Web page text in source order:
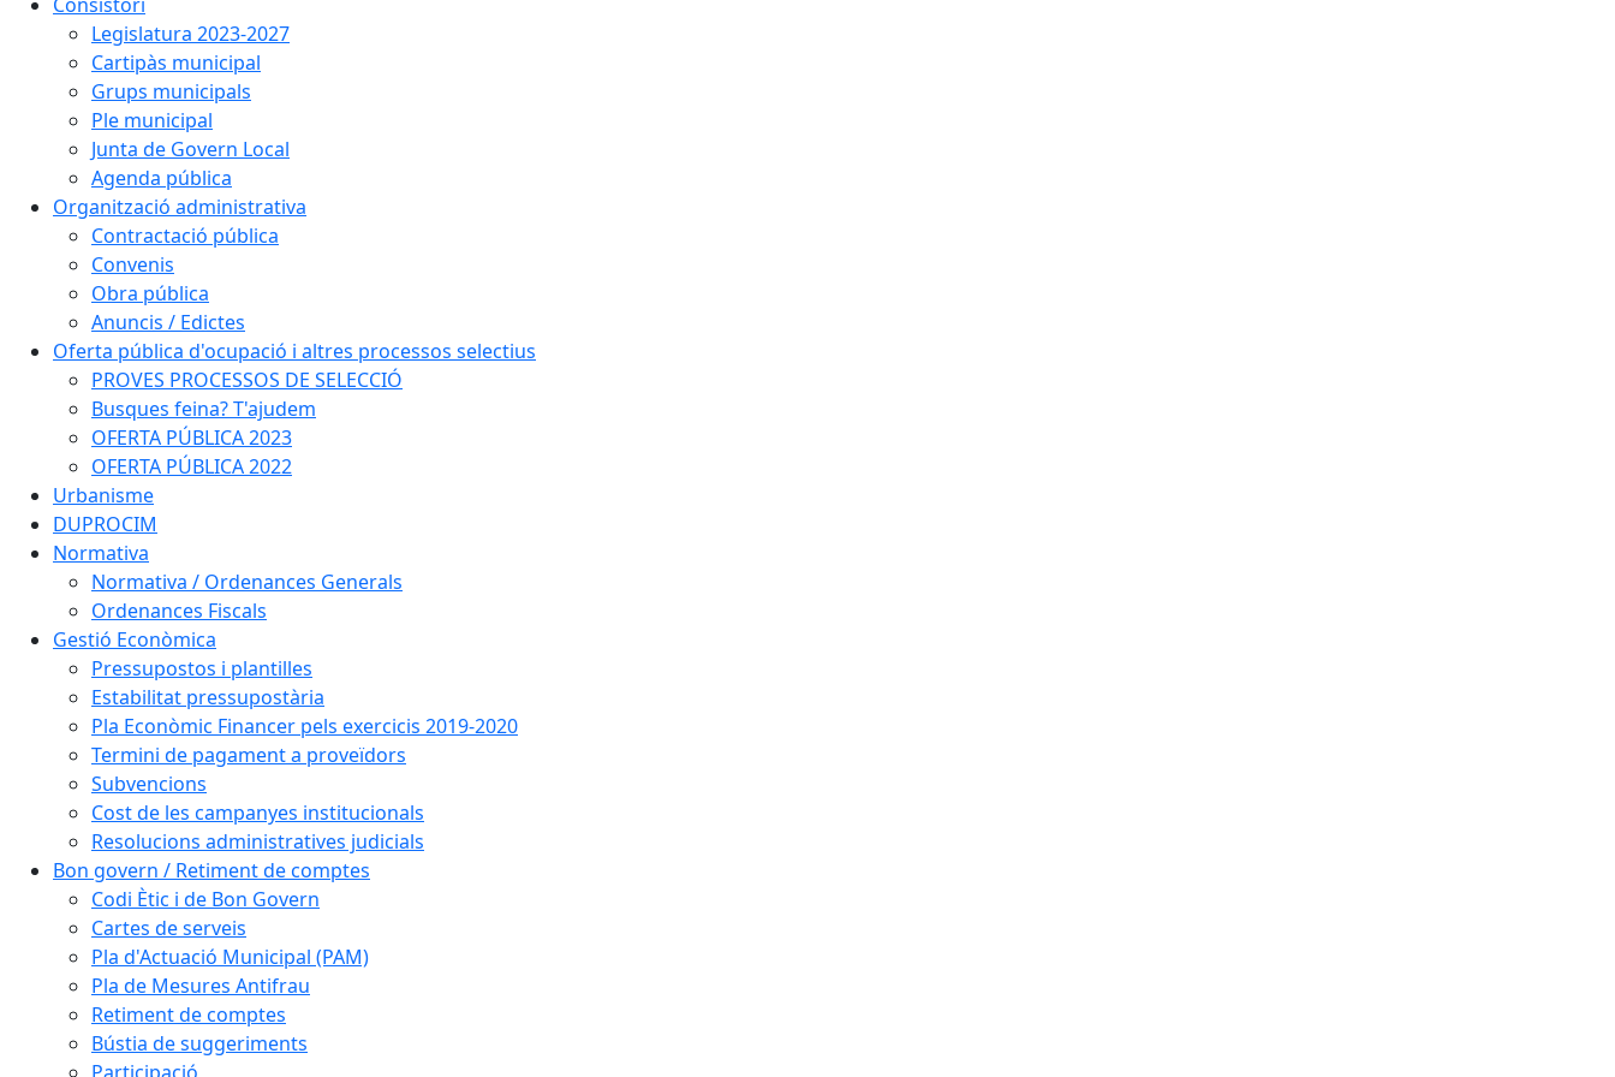
Legislatura 2023-2027
Cartipàs municipal
Grups municipals
Ple municipal
Junta de Govern Local
Agenda pública
Organització administrativa
Contractació pública
Convenis
Obra pública
Anuncis / Edictes
Oferta pública d'ocupació i altres processos selectius
PROVES PROCESSOS DE SELECCIÓ
Busques feina? T'ajudem
OFERTA PÚBLICA 2023
OFERTA PÚBLICA 2022
Urbanisme
DUPROCIM
Normativa
Normativa / Ordenances Generals
Ordenances Fiscals
Gestió Econòmica
Pressupostos i plantilles
Estabilitat pressupostària
Pla Econòmic Financer pels exercicis 2019-2020
Termini de pagament a proveïdors
Subvencions
Cost de les campanyes institucionals
Resolucions administratives judicials
Bon govern / Retiment de comptes
Codi Ètic i de Bon Govern
Cartes de serveis
Pla d'Actuació Municipal (PAM)
Pla de Mesures Antifrau
Retiment de comptes
Bústia de suggeriments